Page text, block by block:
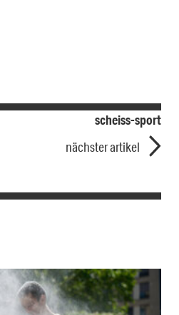
scheiss-sport
nächster artikel